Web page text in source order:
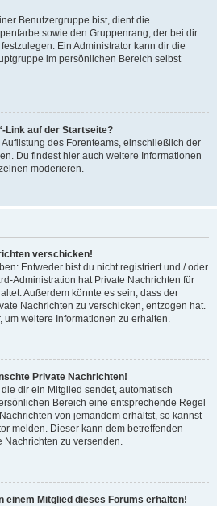
Benutzergruppe bist, dient die
sowie den Gruppenrang, der bei dir
Ein Administrator kann dir die
im persönlichen Bereich selbst
Link auf der Startseite?
des Forenteams, einschließlich der
Du findest hier auch weitere Informationen
moderieren.
verschicken!
Entweder bist du nicht registriert und / oder
Administration hat Private Nachrichten für
Außerdem könnte es sein, dass der
Nachrichten zu verschicken, entzogen hat.
um weitere Informationen zu erhalten.
Private Nachrichten!
dir ein Mitglied sendet, automatisch
Bereich eine entsprechende Regel
von jemandem erhältst, so kannst
melden. Dieser kann dem betreffenden
Nachrichten zu versenden.
einem Mitglied dieses Forums erhalten!